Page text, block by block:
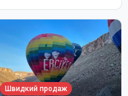
Швидкий продаж